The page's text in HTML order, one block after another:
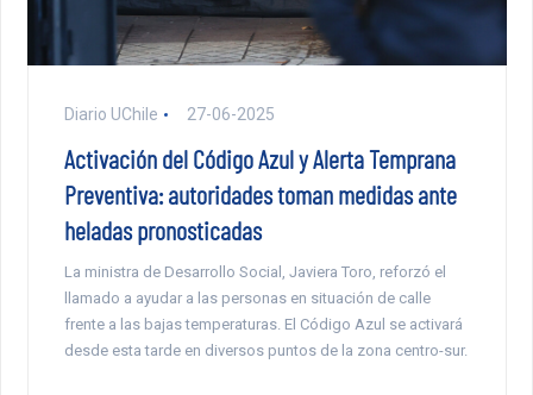
Diario UChile 27-06-2025
Activación del Código Azul y Alerta Temprana
Preventiva: autoridades toman medidas ante
heladas pronosticadas
La ministra de Desarrollo Social, Javiera Toro, reforzó el
llamado a ayudar a las personas en situación de calle
frente a las bajas temperaturas. El Código Azul se activará
desde esta tarde en diversos puntos de la zona centro-sur.